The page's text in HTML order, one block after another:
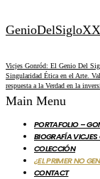
Vicjes Gonród: El Genio Del
Singularidad Ética en el Arte.
respuesta a la Verdad en la
Main Menu
PORTAFOLIO –
BIOGRAFÍA
COLECCIÓN
¿EL PRIMER NO
CONTACT